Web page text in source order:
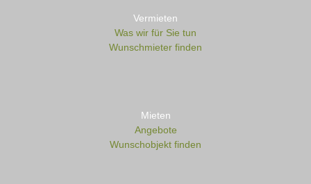
Vermieten
Was wir für Sie tun
Wunschmieter finden
Mieten
Angebote
Wunschobjekt finden